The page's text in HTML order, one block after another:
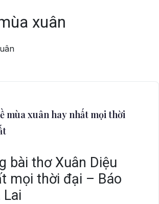
xuân
mùa xuân hay nhất mọi thời
bài thơ Xuân Diệu
mọi thời đại – Báo
Lai